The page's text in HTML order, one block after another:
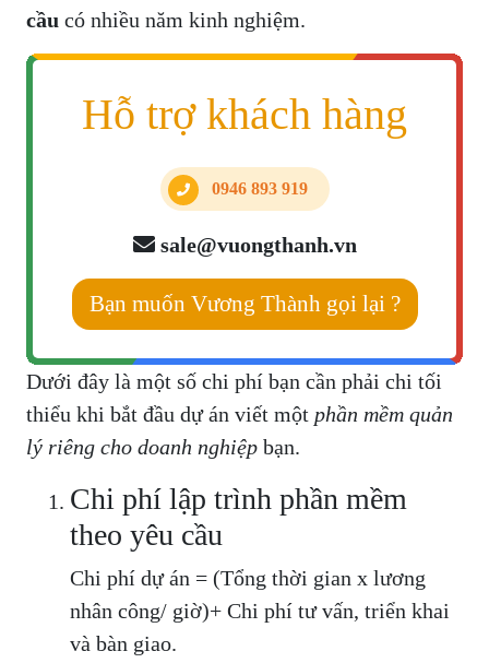
cầu có nhiều năm kinh nghiệm.
Hỗ trợ khách hàng
0946 893 919
sale@vuongthanh.vn
Bạn muốn Vương Thành gọi lại ?
Dưới đây là một số chi phí bạn cần phải chi tối
thiểu khi bắt đầu dự án viết một phần mềm quản
lý riêng cho doanh nghiệp bạn.
Chi phí lập trình phần mềm
theo yêu cầu
Chi phí dự án = (Tổng thời gian x lương
nhân công/ giờ)+ Chi phí tư vấn, triển khai
và bàn giao.